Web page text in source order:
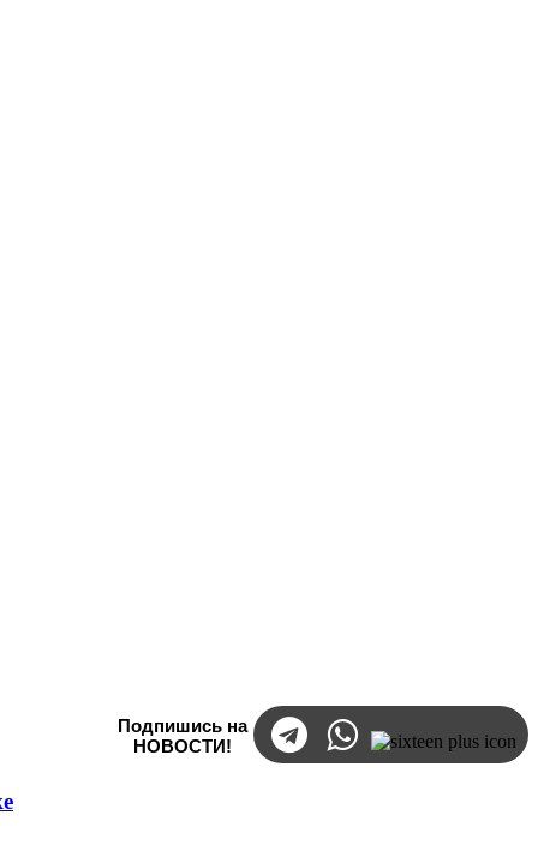
Подпишись на
НОВОСТИ!